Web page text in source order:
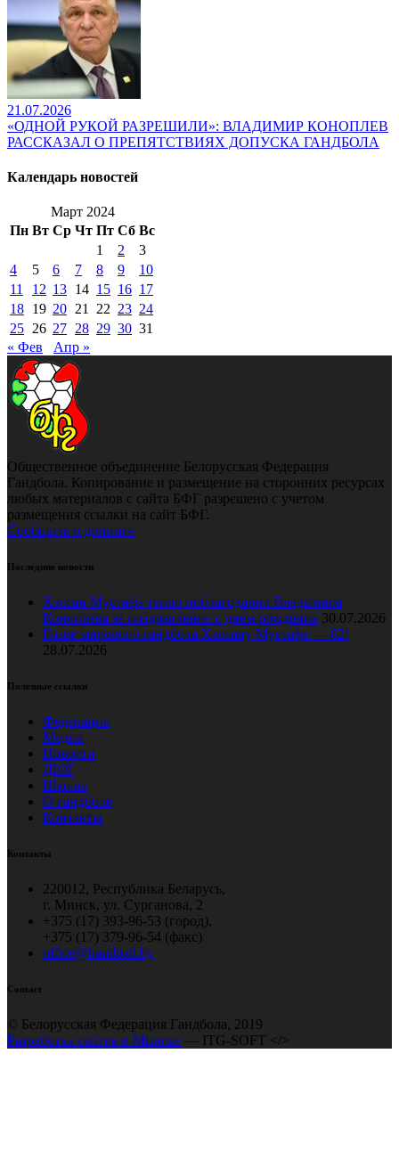
21.07.2026
«ОДНОЙ РУКОЙ РАЗРЕШИЛИ»: ВЛАДИМИР КОНОПЛЕВ
РАССКАЗАЛ О ПРЕПЯТСТВИЯХ ДОПУСКА ГАНДБОЛА
Календарь новостей
Март 2024
Пн Вт Ср Чт Пт Сб Вс
1
2
3
4
5 6 7 8 9
10
11
12 13 14 15 16 17
18 19 20 21 22 23 24
25 26 27 28 29 30 31
« Фев
Апр »
Общественное объединение Белорусская Федерация
Гандбола. Копирование и размещение на сторонних ресурсах
любых материалов с сайта БФГ разрешено с учетом
размещения ссылки на сайт БФГ.
Сообщить о допинге
Последние новости
Хассан Мустафа тепло поблагодарил Владимира
Коноплёва за поздравление с днем рождения 30.07.2026
Главе мирового гандбола Хассану Мустафе — 82!
28.07.2026
Полезные ссылки
Федерация
Медиа
Новости
ДЮГ
Школы
О гандболе
Контакты
Контакты
220012, Республика Беларусь,
г. Минск, ул. Сурганова, 2
+375 (17) 393-96-53 (город),
+375 (17) 379-96-54 (факс)
office@handball.by
Contact
© Белорусская Федерация Гандбола, 2019
Разработка сайтов в Минске — ITG-SOFT </>